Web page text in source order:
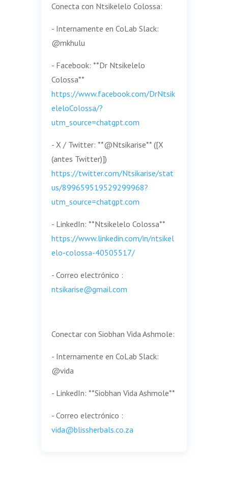
Conecta con Ntsikelelo Colossa:
- Internamente en CoLab Slack:
@mkhulu
- Facebook: **Dr Ntsikelelo
Colossa**
https://www.facebook.com/DrNtsik
eleloColossa/?
utm_source=chatgpt.com
- X / Twitter: **@Ntsikarise** ([X
(antes Twitter)])
https://twitter.com/Ntsikarise/stat
us/899659519529299968?
utm_source=chatgpt.com
- LinkedIn: **Ntsikelelo Colossa**
https://www.linkedin.com/in/ntsikel
elo-colossa-40505517/
- Correo electrónico :
ntsikarise@gmail.com
Conectar con Siobhan Vida Ashmole:
- Internamente en CoLab Slack:
@vida
- LinkedIn: **Siobhan Vida Ashmole**
- Correo electrónico :
vida@blissherbals.co.za